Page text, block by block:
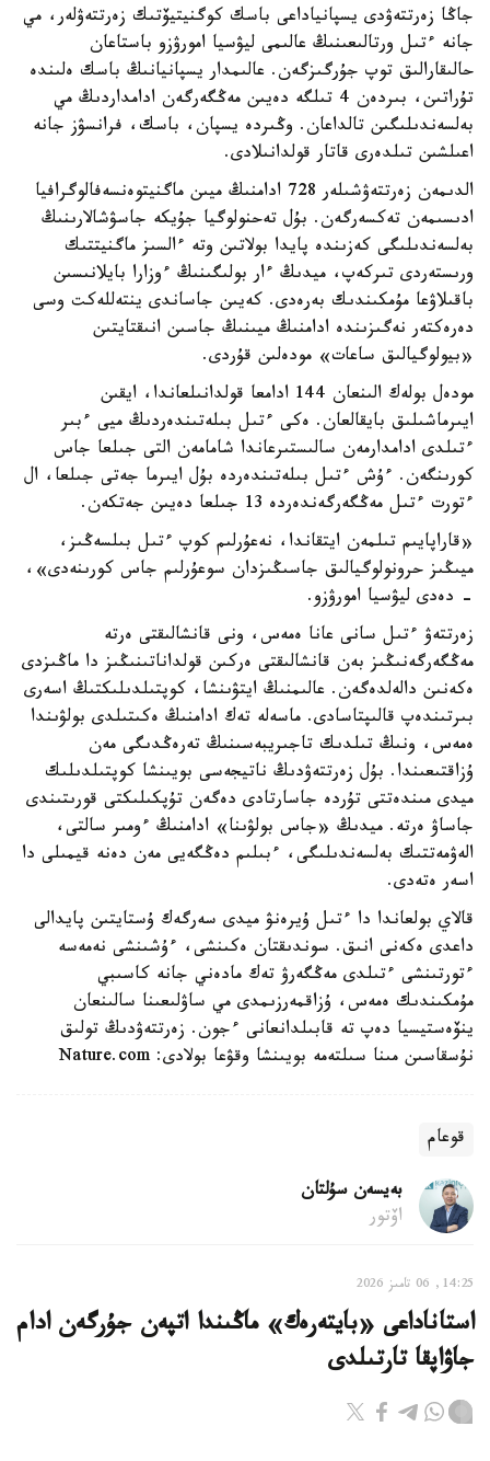
جاڭا زەرتتەۋدى يسپانياداعى باسك كوگنيتيۆتىك زەرتتەۋلەر، مي
جانە ءتىل ورتالىعىنىڭ عالىمى ليۋسيا امورۋزو باستاعان
حالىقارالىق توپ جۇرگىزگەن. عالىمدار يسپانيانىڭ باسك ەلىندە
تۇراتىن، بىردەن 4 تىلگە دەيىن مەڭگەرگەن ادامداردىڭ مي
بەلسەندىلىگىن تالداعان. وڭىردە يسپان، باسك، فرانسۋز جانە
اعىلشىن تىلدەرى قاتار قولدانىلادى.
الدىمەن زەرتتەۋشىلەر 728 ادامنىڭ ميىن ماگنيتوەنسەفالوگرافيا
ادىسىمەن تەكسەرگەن. بۇل تەحنولوگيا جۇيكە جاسۋشالارىنىڭ
بەلسەندىلىگى كەزىندە پايدا بولاتىن وتە ءالسىز ماگنيتتىك
ورىستەردى تىركەپ، ميدىڭ ءار بولىگىنىڭ ءوزارا بايلانىسىن
باقىلاۋعا مۇمكىندىك بەرەدى. كەيىن جاساندى ينتەللەكت وسى
دەرەكتەر نەگىزىندە ادامنىڭ ميىنىڭ جاسىن انىقتايتىن
«بيولوگيالىق ساعات» مودەلىن قۇردى.
مودەل بولەك الىنعان 144 ادامعا قولدانىلعاندا، ايقىن
ايىرماشىلىق بايقالعان. ەكى ءتىل بىلەتىندەردىڭ ميى ءبىر
ءتىلدى ادامدارمەن سالىستىرعاندا شامامەن التى جىلعا جاس
كورىنگەن. ءۇش ءتىل بىلەتىندەردە بۇل ايىرما جەتى جىلعا، ال
ءتورت ءتىل مەڭگەرگەندەردە 13 جىلعا دەيىن جەتكەن.
«قاراپايىم تىلمەن ايتقاندا، نەعۇرلىم كوپ ءتىل بىلسەڭىز،
ميىڭىز حرونولوگيالىق جاسىڭىزدان سوعۇرلىم جاس كورىنەدى»،
- دەدى ليۋسيا امورۋزو.
زەرتتەۋ ءتىل سانى عانا ەمەس، ونى قانشالىقتى ەرتە
مەڭگەرگەنىڭىز بەن قانشالىقتى ەركىن قولداناتىنىڭىز دا ماڭىزدى
ەكەنىن دالەلدەگەن. عالىمنىڭ ايتۋىنشا، كوپتىلدىلىكتىڭ اسەرى
بىرتىندەپ قالىپتاسادى. ماسەلە تەك ادامنىڭ ەكىتىلدى بولۋىندا
ەمەس، ونىڭ تىلدىك تاجىريبەسىنىڭ تەرەڭدىگى مەن
ۇزاقتىعىندا. بۇل زەرتتەۋدىڭ ناتيجەسى بويىنشا كوپتىلدىلىك
ميدى مىندەتتى تۇردە جاسارتادى دەگەن تۇپكىلىكتى قورىتىندى
جاساۋ ەرتە. ميدىڭ «جاس بولۋىنا» ادامنىڭ ءومىر سالتى،
الەۋمەتتىك بەلسەندىلىگى، ءبىلىم دەڭگەيى مەن دەنە قيمىلى دا
اسەر ەتەدى.
قالاي بولعاندا دا ءتىل ۇيرەنۋ ميدى سەرگەك ۇستايتىن پايدالى
داعدى ەكەنى انىق. سوندىقتان ەكىنشى، ءۇشىنشى نەمەسە
ءتورتىنشى ءتىلدى مەڭگەرۋ تەك مادەني جانە كاسىبي
مۇمكىندىك ەمەس، ۇزاقمەرزىمدى مي ساۋلىعىنا سالىنعان
ينۆەستيسيا دەپ تە قابىلدانعانى ءجون. زەرتتەۋدىڭ تولىق
نۇسقاسىن مىنا سىلتەمە بويىنشا وقۋعا بولادى: Nature.com
قوعام
بەيسەن سۇلتان
اۆتور
14:25, 06 تامىز 2026
استاناداعى «بايتەرەك» ماڭىندا اتپەن جۇرگەن ادام
جاۋاپقا تارتىلدى